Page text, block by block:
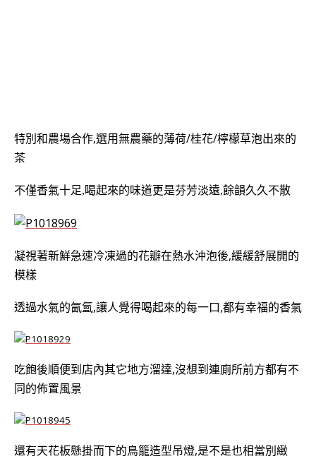
特別和農場合作,選用無農藥的薄荷/桂花/檸檬草泡出來的
茶
不僅香氣十足,喝起來的味道更是芬芳淡遠,餘韻久久不散
凝視著新鮮急速冷凍過的花瓣在熱水沖泡後,緩緩舒展開的
模樣
透過水氣的氤氳,讓人覺得喝起來的每一口,都有幸福的香氣
吃飽後順便到店內其它地方溜達,沒想到連廁所前方都有不
同的佈置風景
還有天花板懸掛而下的鳥籠造型吊燈,是不是也相當別緻